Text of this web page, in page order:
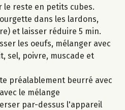
reste en petits cubes.
dans les lardons,
et laisser réduire 5 min.
les oeufs, mélanger avec
sel, poivre, muscade et
préalablement beurré avec
le mélange
par-dessus l'appareil